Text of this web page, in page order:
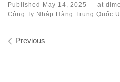
Published May 14, 2025 - at
Công Ty Nhập Hàng Trung Quốc
Images
Previous